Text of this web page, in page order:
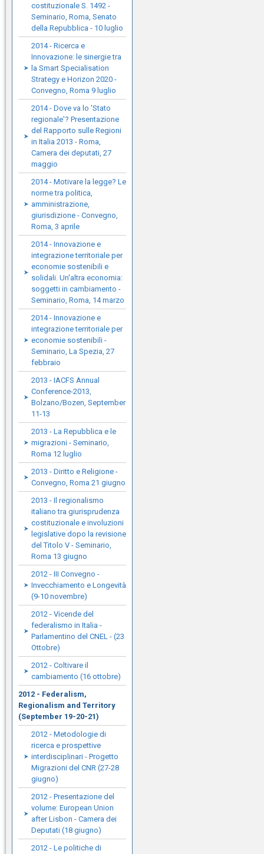
costituzionale S. 1492 -
Seminario, Roma, Senato
della Repubblica - 10 luglio
2014 - Ricerca e
Innovazione: le sinergie tra
la Smart Specialisation
Strategy e Horizon 2020 -
Convegno, Roma 9 luglio
2014 - Dove va lo 'Stato
regionale'? Presentazione
del Rapporto sulle Regioni
in Italia 2013 - Roma,
Camera dei deputati, 27
maggio
2014 - Motivare la legge? Le
norme tra politica,
amministrazione,
giurisdizione - Convegno,
Roma, 3 aprile
2014 - Innovazione e
integrazione territoriale per
economie sostenibili e
solidali. Un'altra economia:
soggetti in cambiamento -
Seminario, Roma, 14 marzo
2014 - Innovazione e
integrazione territoriale per
economie sostenibili -
Seminario, La Spezia, 27
febbraio
2013 - IACFS Annual
Conference-2013,
Bolzano/Bozen, September
11-13
2013 - La Repubblica e le
migrazioni - Seminario,
Roma 12 luglio
2013 - Diritto e Religione -
Convegno, Roma 21 giugno
2013 - Il regionalismo
italiano tra giurisprudenza
costituzionale e involuzioni
legislative dopo la revisione
del Titolo V - Seminario,
Roma 13 giugno
2012 - III Convegno -
Invecchiamento e Longevità
(9-10 novembre)
2012 - Vicende del
federalismo in Italia -
Parlamentino del CNEL - (23
Ottobre)
2012 - Coltivare il
cambiamento (16 ottobre)
2012 - Federalism,
Regionalism and Territory
(September 19-20-21)
2012 - Metodologie di
ricerca e prospettive
interdisciplinari - Progetto
Migrazioni del CNR (27-28
giugno)
2012 - Presentazione del
volume: European Union
after Lisbon - Camera dei
Deputati (18 giugno)
2012 - Le politiche di